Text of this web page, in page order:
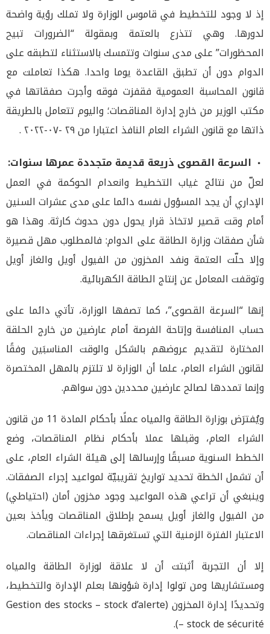
إذ لا وجود للتخطيط في قاموس الوزارة ولا تملك رؤية واضحة
لدورها. وهي تتذرع بالعتمة وبمقولة “الضرورات تبيح
المحظورات” على مدى سنوات وتتمسك بالاستثناء لتطبقه على
الدوام دون أن تطبق القاعدة يوما واحدا. هكذا تعاملت مع
قانون المحاسبة العمومية فقفزت فوقه وأجرت صفقاتها في
مكتب الوزير من خارج إدارة المناقصات؛ واليوم تتعامل بالطريقة
ذاتها مع قانون الشراء العام النافذ اعتبارا من ٢٩ -٠٧-٢٠٢٢ .
السرعة القصوى ذريعة قديمة متجددة عمرها سنوات:
لعلّ من نتائج غياب التخطيط وانعدام الحوكمة في العمل
الإداري أن يجد المسؤول نفسه دائما على مدى عشرات السنين
أمام وقت قصير لاتخاذ قرار يحول دون حدوث كارثة. وهذا هو
شأن صفقات وزارة الطاقة على الدوام: فالمطلوب مهل قصيرة
وإلا حلّت العتمة ونفد المخزون من الفيول أويل والغاز أويل
وتوقفت المعامل عن إنتاج الطاقة الكهربائية.
إنها “السرعة القصوى”، كما تصفها الوزارة، تأتي دائما على
حساب المنافسة وإتاحة الفرصة أمام عارضين من خارج الحلقة
المختارة لتقديم عروضهم بالشكل والوقت المناسبَين وفقًا
لقانون الشراء العام، علما أن الوزارة لا تلتزم بالمهل المختصرة
وإنما تمددها لصالح عارضين محددين دون سواهم.
ويُفترَض بوزارة الطاقة والمياه عملًا بأحكام المادة 11 من قانون
الشراء العام، وقبلها عملا بأحكام نظام المناقصات، وضع
الخطط السنوية مسبقًا وإرسالها إلى هيئة الشراء العام، على
أن تشمل الخطة تحديد تواريخ تقريبيّة لمواعيد إجراء الصفقات.
وينبغي أن تراعي هذه المواعيد وجود مخزون أمان (احتياطي)
من الفيول والغاز أويل يسمح بإطلاق المناقصات ويأخذ بعين
الاعتبار الفترة الزمنية التي تستغرقها إجراءات المناقصات.
إلا أن التجربة أثبتت أن لا علاقة لوزارة الطاقة والمياه
ومستشاريها ومن تولوا إدارة شؤونها بعلم الإدارة والتخطيط،
وتحديدًا إدارة المخزون (Gestion des stocks – stock d’alerte
– stock de sécurité).